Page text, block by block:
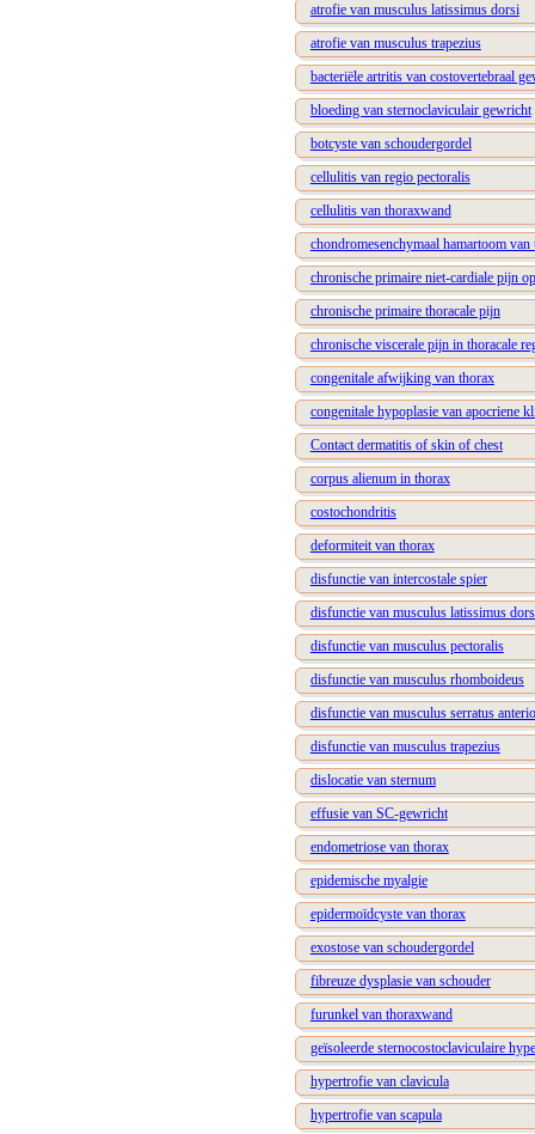
atrofie van musculus latissimus dorsi
atrofie van musculus trapezius
bacteriële artritis van costovertebraal
bloeding van sternoclaviculair gewricht
botcyste van schoudergordel
cellulitis van regio pectoralis
cellulitis van thoraxwand
chondromesenchymaal hamartoom
chronische primaire niet-cardiale pijn
chronische primaire thoracale pijn
chronische viscerale pijn in thoracale
congenitale afwijking van thorax
congenitale hypoplasie van apocriene
Contact dermatitis of skin of chest
corpus alienum in thorax
costochondritis
deformiteit van thorax
disfunctie van intercostale spier
disfunctie van musculus latissimus
disfunctie van musculus pectoralis
disfunctie van musculus rhomboideus
disfunctie van musculus serratus
disfunctie van musculus trapezius
dislocatie van sternum
effusie van SC-gewricht
endometriose van thorax
epidemische myalgie
epidermoïdcyste van thorax
exostose van schoudergordel
fibreuze dysplasie van schouder
furunkel van thoraxwand
geïsoleerde sternocostoclaviculaire
hypertrofie van clavicula
hypertrofie van scapula